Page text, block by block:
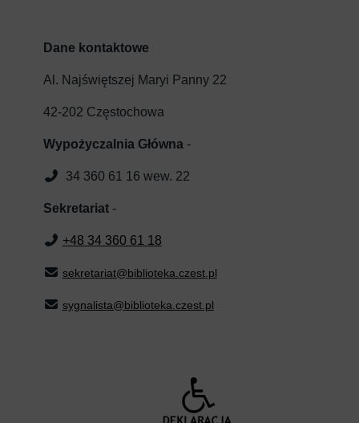
Dane kontaktowe
Al. Najświętszej Maryi Panny 22
42-202 Częstochowa
Wypożyczalnia Główna-
34 360 61 16 wew. 22
Sekretariat-
+48 34 360 61 18
sekretariat@biblioteka.czest.pl
sygnalista@biblioteka.czest.pl